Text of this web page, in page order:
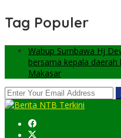
Tag Populer
Wabup Sumbawa Hj
bersama kepala daerah
Makasar